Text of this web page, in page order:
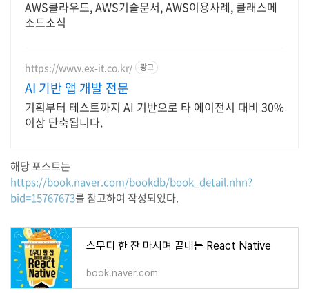
AWS클라우드, AWS기술문서, AWS이용사례, 클래스메
소드소식
https://www.ex-it.co.kr/ 광고
AI 기반 앱 개발 전문
기획부터 테스트까지 AI 기반으로 타 에이전시 대비 30%
이상 단축됩니다.
해당 포스트는
https://book.naver.com/bookdb/book_detail.nhn?
bid=15767673를 참고하여 작성되었다.
스무디 한 잔 마시며 끝내는 React Native
book.naver.com